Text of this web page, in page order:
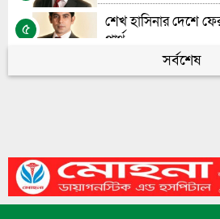
৫
শেখ হাসিনার দেশে
পার্থ
সাময়িক সংস্কারেই
লাখো মানুষ
৮
মেঘনায় সি-ট্রাকের
সর্বশেষ